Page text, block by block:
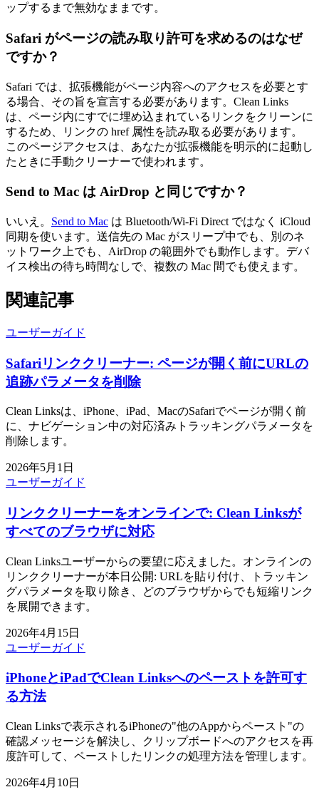
ップするまで無効なままです。
Safari がページの読み取り許可を求めるのはなぜ
ですか？
Safari では、拡張機能がページ内容へのアクセスを必要とす
る場合、その旨を宣言する必要があります。Clean Links
は、ページ内にすでに埋め込まれているリンクをクリーンに
するため、リンクの href 属性を読み取る必要があります。
このページアクセスは、あなたが拡張機能を明示的に起動し
たときに手動クリーナーで使われます。
Send to Mac は AirDrop と同じですか？
いいえ。 Send to Mac は Bluetooth/Wi-Fi Direct ではなく iCloud
同期を使います。送信先の Mac がスリープ中でも、別のネ
ットワーク上でも、AirDrop の範囲外でも動作します。デバ
イス検出の待ち時間なしで、複数の Mac 間でも使えます。
関連記事
ユーザーガイド
Safariリンククリーナー: ページが開く前にURLの
追跡パラメータを削除
Clean Linksは、iPhone、iPad、MacのSafariでページが開く前
に、ナビゲーション中の対応済みトラッキングパラメータを
削除します。
2026年5月1日
ユーザーガイド
リンククリーナーをオンラインで: Clean Linksが
すべてのブラウザに対応
Clean Linksユーザーからの要望に応えました。オンラインの
リンククリーナーが本日公開: URLを貼り付け、トラッキン
グパラメータを取り除き、どのブラウザからでも短縮リンク
を展開できます。
2026年4月15日
ユーザーガイド
iPhoneとiPadでClean Linksへのペーストを許可す
る方法
Clean Linksで表示されるiPhoneの"他のAppからペースト"の
確認メッセージを解決し、クリップボードへのアクセスを再
度許可して、ペーストしたリンクの処理方法を管理します。
2026年4月10日